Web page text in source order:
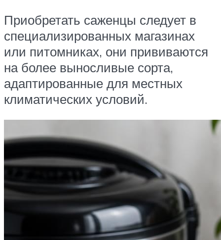
Приобретать саженцы следует в
специализированных магазинах
или питомниках, они прививаются
на более выносливые сорта,
адаптированные для местных
климатических условий.